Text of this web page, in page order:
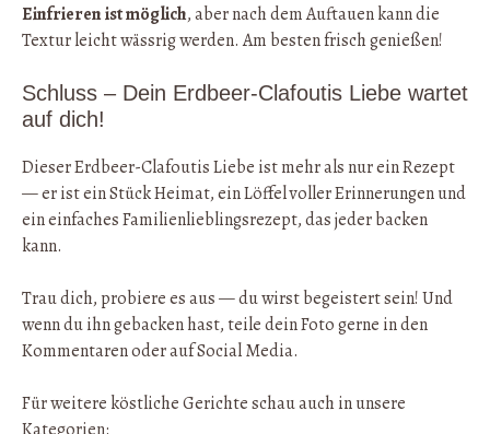
Einfrieren ist möglich, aber nach dem Auftauen kann die
Textur leicht wässrig werden. Am besten frisch genießen!
Schluss – Dein Erdbeer-Clafoutis Liebe wartet
auf dich!
Dieser Erdbeer-Clafoutis Liebe ist mehr als nur ein Rezept
— er ist ein Stück Heimat, ein Löffel voller Erinnerungen und
ein einfaches Familienlieblingsrezept, das jeder backen
kann.
Trau dich, probiere es aus — du wirst begeistert sein! Und
wenn du ihn gebacken hast, teile dein Foto gerne in den
Kommentaren oder auf Social Media.
Für weitere köstliche Gerichte schau auch in unsere